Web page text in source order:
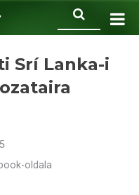
Srí Lanka-i
oldala